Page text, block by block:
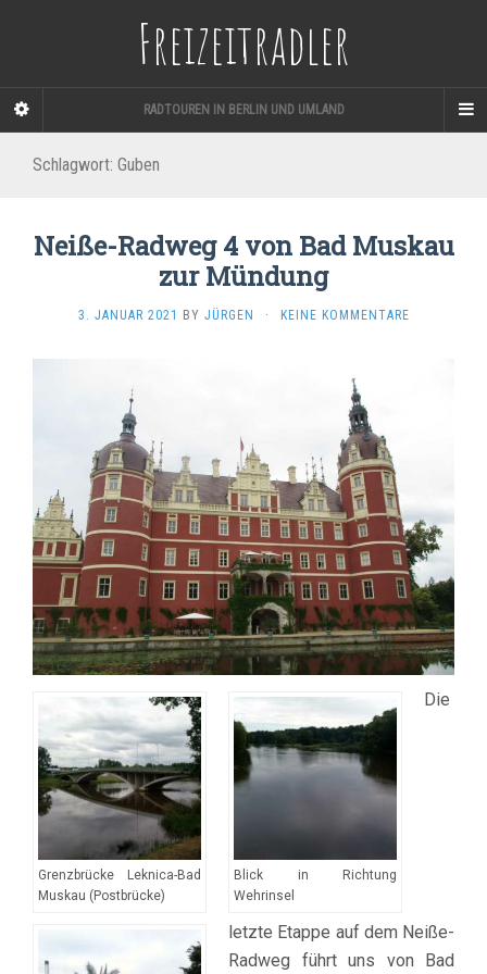
Freizeitradler
RADTOUREN IN BERLIN UND UMLAND
Schlagwort: Guben
Neiße-Radweg 4 von Bad Muskau
zur Mündung
3. JANUAR 2021 BY JÜRGEN · KEINE KOMMENTARE
Grenzbrücke Leknica-Bad
Muskau (Postbrücke)
Blick in Richtung
Wehrinsel
Die
letzte Etappe auf dem Neiße-
Radweg führt uns von Bad